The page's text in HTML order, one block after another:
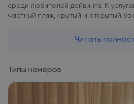
среди любителей дайвинга. К
частный пляж, крытый и открытый
открывается вид на сад, море или
В главном ресторане отеля
обед и ужин. По утрам гостям
«шведский стол», а вечером можно
Читать
Типы номеров